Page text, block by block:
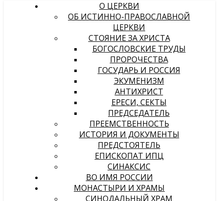
О ЦЕРКВИ
ОБ ИСТИННО-ПРАВОСЛАВНОЙ
ЦЕРКВИ
СТОЯНИЕ ЗА ХРИСТА
БОГОСЛОВСКИЕ ТРУДЫ
ПРОРОЧЕСТВА
ГОСУДАРЬ И РОССИЯ
ЭКУМЕНИЗМ
АНТИХРИСТ
ЕРЕСИ, СЕКТЫ
ПРЕДСЕДАТЕЛЬ
ПРЕЕМСТВЕННОСТЬ
ИСТОРИЯ И ДОКУМЕНТЫ
ПРЕДСТОЯТЕЛЬ
ЕПИСКОПАТ ИПЦ
СИНАКСИС
ВО ИМЯ РОССИИ
МОНАСТЫРИ И ХРАМЫ
СИНОДАЛЬНЫЙ ХРАМ